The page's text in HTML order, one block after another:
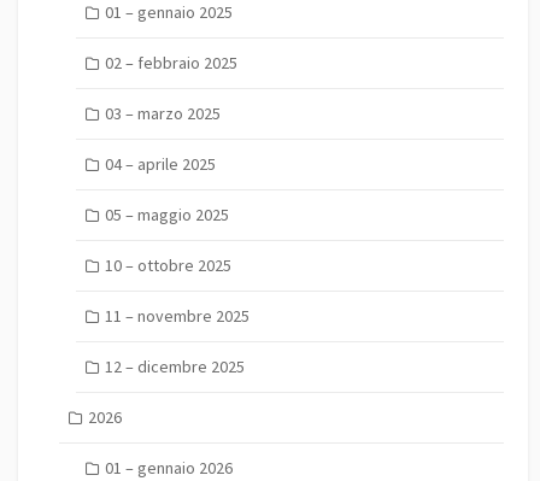
01 – gennaio 2025
02 – febbraio 2025
03 – marzo 2025
04 – aprile 2025
05 – maggio 2025
10 – ottobre 2025
11 – novembre 2025
12 – dicembre 2025
2026
01 – gennaio 2026